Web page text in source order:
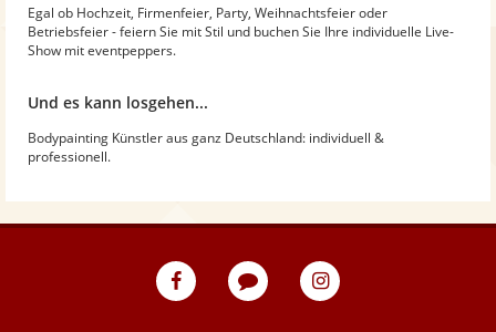
Egal ob Hochzeit, Firmenfeier, Party, Weihnachtsfeier oder
Betriebsfeier - feiern Sie mit Stil und buchen Sie Ihre individuelle Live-
Show mit eventpeppers.
Und es kann losgehen...
Bodypainting Künstler aus ganz Deutschland: individuell &
professionell.
eventpeppers
Blog
eventpeppers